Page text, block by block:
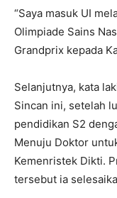
“Saya masuk UI
Olimpiade Sains
Grandprix kepada
Selanjutnya, kata
Sincan ini, setelah
pendidikan S2
Menuju Doktor
Kemenristek Dikti.
tersebut ia